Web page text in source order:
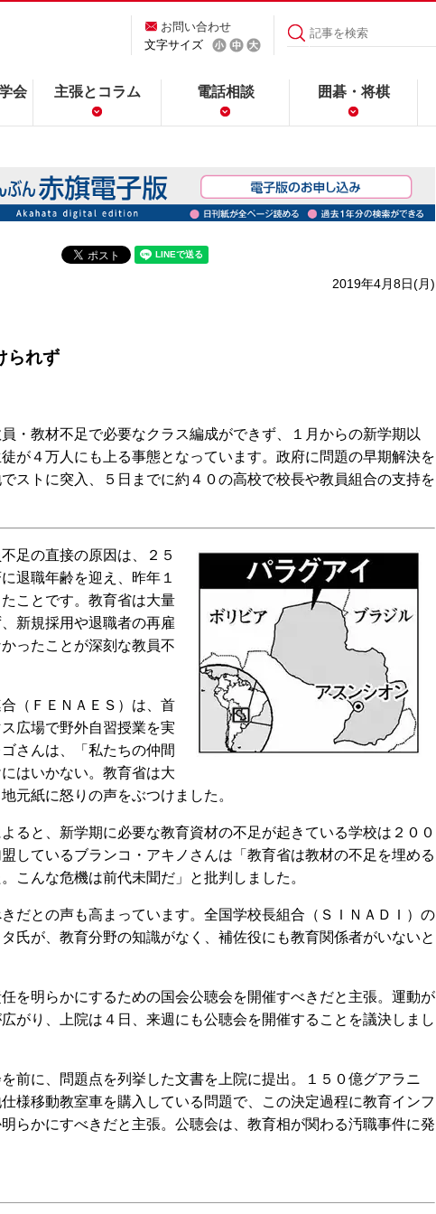
お問い合わせ
文字サイズ
会 主張とコラム 電話相談 囲碁・将棋
2019年4月8日(月)
られず
・教材不足で必要なクラス編成ができず、１月からの新学期以
が４万人にも上る事態となっています。政府に問題の早期解決を
ストに突入、５日までに約４０の高校で校長や教員組合の支持を
足の直接の原因は、２５
退職年齢を迎え、昨年１
ことです。教育省は大量
新規採用や退職者の再雇
ったことが深刻な教員不
（ＦＥＮＡＥＳ）は、首
広場で野外自習授業を実
さんは、「私たちの仲間
はいかない。教育省は大
元紙に怒りの声をぶつけました。
ると、新学期に必要な教育資材の不足が起きている学校は２００
しているブランコ・アキノさんは「教育省は教材の不足を埋める
こんな危機は前代未聞だ」と批判しました。
だとの声も高まっています。全国学校長組合（ＳＩＮＡＤＩ）の
氏が、教育分野の知識がなく、補佐役にも教育関係者がいないと
を明らかにするための国会公聴会を開催すべきだと主張。運動が
がり、上院は４日、来週にも公聴会を開催することを議決しまし
前に、問題点を列挙した文書を上院に提出。１５０億グアラニ
様移動教室車を購入している問題で、この決定過程に教育インフ
らかにすべきだと主張。公聴会は、教育相が関わる汚職事件に発